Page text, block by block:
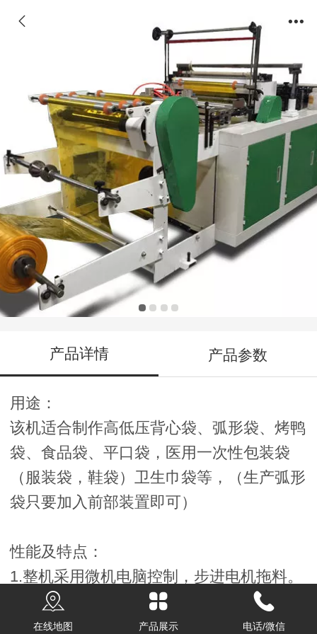
全自动生产弧形袋制袋机
产品详情 产品参数
用途：
该机适合制作高低压背心袋、弧形袋、烤鸭
袋、食品袋、平口袋，医用一次性包装袋
（服装袋，鞋袋）卫生巾袋等，（生产弧形
袋只要加入前部装置即可）
性能及特点：
1.整机采用微机电脑控制，步进电机拖料。
（可选配伺服电机控制系统）
2.任意定长，步长光电跟踪，准确，平稳，
在线地图 产品展示 电话/微信